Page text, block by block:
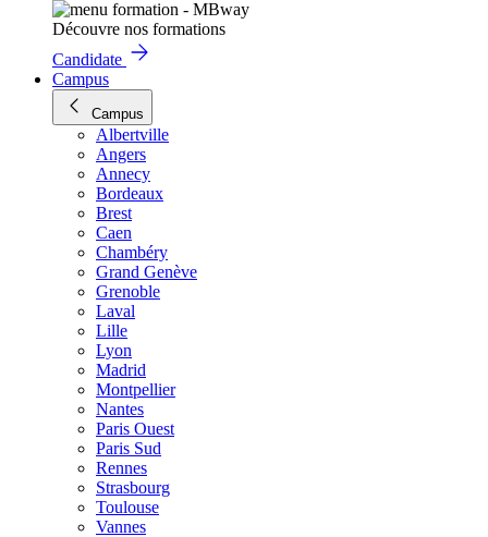
Découvre nos formations
Candidate
Campus
Campus
Albertville
Angers
Annecy
Bordeaux
Brest
Caen
Chambéry
Grand Genève
Grenoble
Laval
Lille
Lyon
Madrid
Montpellier
Nantes
Paris Ouest
Paris Sud
Rennes
Strasbourg
Toulouse
Vannes